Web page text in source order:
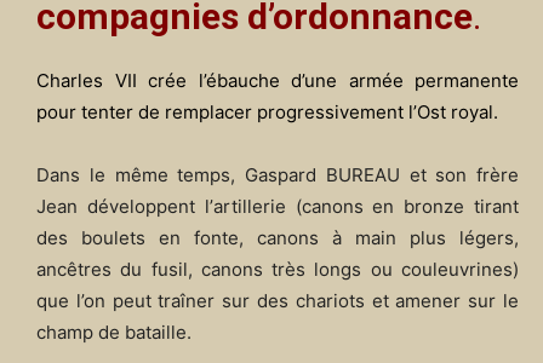
compagnies d’ordonnance.
Charles VII crée l’ébauche d’une armée permanente
pour tenter de remplacer progressivement l’Ost royal.
Dans le même temps, Gaspard BUREAU et son frère
Jean développent l’artillerie (canons en bronze tirant
des boulets en fonte, canons à main plus légers,
ancêtres du fusil, canons très longs ou couleuvrines)
que l’on peut traîner sur des chariots et amener sur le
champ de bataille.